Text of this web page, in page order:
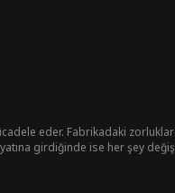
eder. Fabrikadaki
girdiğinde ise her şey